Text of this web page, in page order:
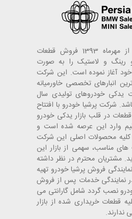
شرکت پرشیا خودرو از مهرماه 1393 فروش قطعات
رینگ و لاستیک را به صورت
آغاز نموده است. این شرکت
انبارهای تخصصی خاورمیانه
یدکی خودروهای تولیدی سال
2020 می باشد. شرکت پرشیا خودرو با افتتاح
در قلب بازار یدکی خودرو
وارد این عرصه شده است و
کلیه محصولات اصلی این شرکت
های مناسب، سهمی از بازار این
مشتریان محترم در نظر داشته
فروش پرشیا خودرو تهیه
نمایندگی خدمات پس از فروش
نصب گردد شامل گارانتی می
قطعات خریداری شده از بازار
ندارند.